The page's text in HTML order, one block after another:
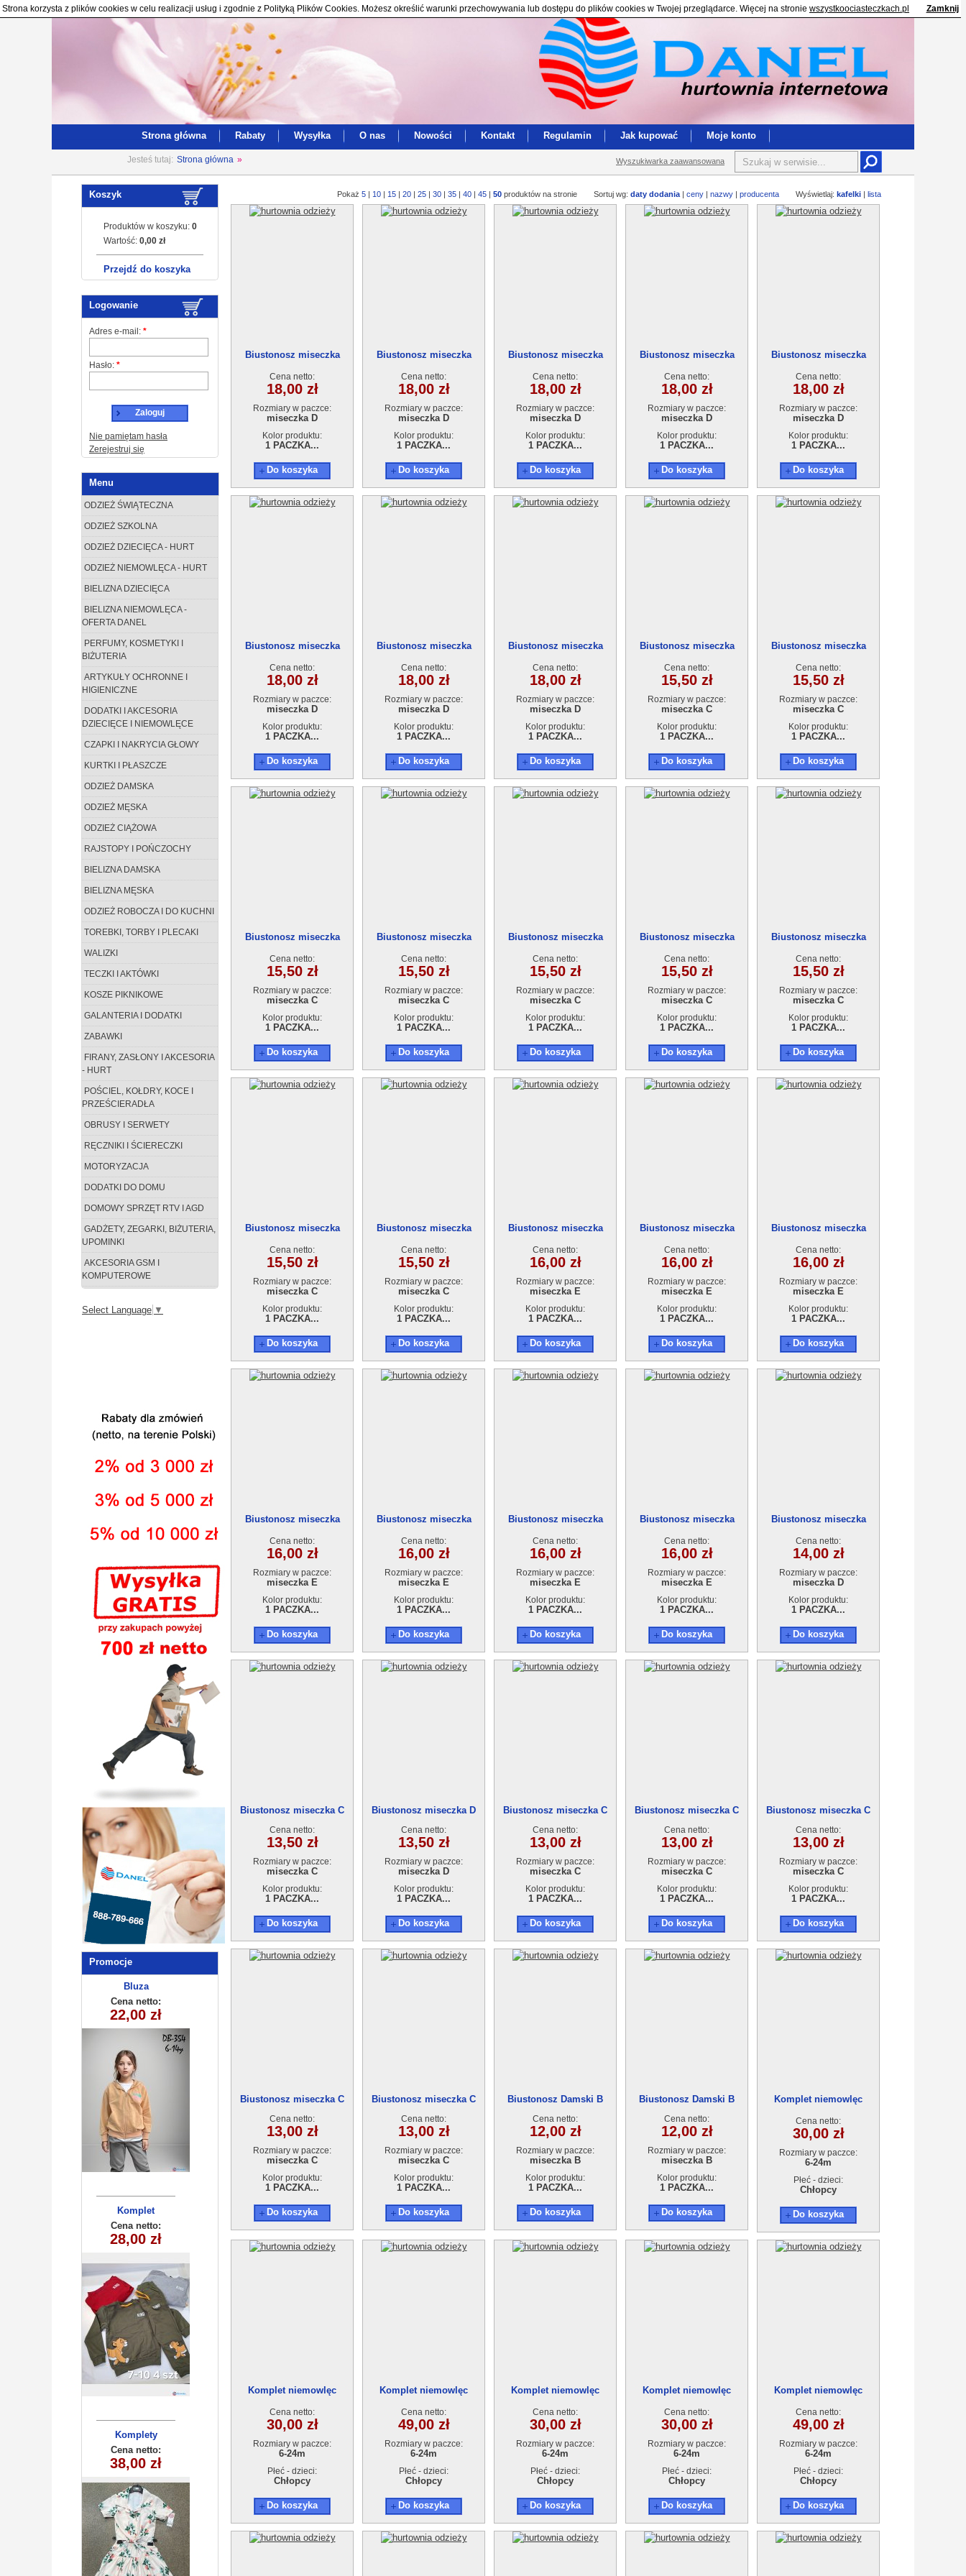
Strona korzysta z plików cookies w celu realizacji usług i zgodnie z Polityką Plików Cookies. Możesz określić warunki przechowywania lub dostępu do plików cookies w Twojej przeglądarce. Więcej na stronie wszystkoociasteczkach.pl Zamknij
Wyszukiwarka zaawansowana
Strona główna Rabaty Wysyłka O nas Nowości Kontakt Regulamin Jak kupować Moje konto
Jesteś tutaj: Strona główna »
Koszyk
Produktów w koszyku: 0
Wartość: 0,00 zł
Przejdź do koszyka
Logowanie
Adres e-mail: *
Hasło: *
Zaloguj
Nie pamiętam hasła
Zerejestruj się
Menu
ODZIEŻ ŚWIĄTECZNA
ODZIEŻ SZKOLNA
ODZIEŻ DZIECIĘCA - HURT
ODZIEŻ NIEMOWLĘCA - HURT
BIELIZNA DZIECIĘCA
BIELIZNA NIEMOWLĘCA -
OFERTA DANEL
PERFUMY, KOSMETYKI I
BIŻUTERIA
ARTYKUŁY OCHRONNE I
HIGIENICZNE
DODATKI I AKCESORIA
DZIECIĘCE I NIEMOWLĘCE
CZAPKI I NAKRYCIA GŁOWY
KURTKI I PŁASZCZE
ODZIEŻ DAMSKA
ODZIEŻ MĘSKA
ODZIEŻ CIĄŻOWA
RAJSTOPY I POŃCZOCHY
BIELIZNA DAMSKA
BIELIZNA MĘSKA
ODZIEŻ ROBOCZA I DO KUCHNI
TOREBKI, TORBY I PLECAKI
WALIZKI
TECZKI I AKTÓWKI
KOSZE PIKNIKOWE
GALANTERIA I DODATKI
ZABAWKI
FIRANY, ZASŁONY I AKCESORIA
- HURT
POŚCIEL, KOŁDRY, KOCE I
PRZEŚCIERADŁA
OBRUSY I SERWETY
RĘCZNIKI I ŚCIERECZKI
MOTORYZACJA
DODATKI DO DOMU
DOMOWY SPRZĘT RTV I AGD
GADŻETY, ZEGARKI, BIŻUTERIA,
UPOMINKI
AKCESORIA GSM I
KOMPUTEROWE
Select Language ▼
Promocje
Bluza
dziecięca
290525-DB354
(6-14) 10szt
Cena netto:
22,00 zł
Komplet
dziecięcy
ociep (7-10)
4szt
Cena netto:
28,00 zł
Komplety
dziecięce
jasny(6-6 )
6szt
Cena netto:
38,00 zł
Pokaż 5 | 10 | 15 | 20 | 25 | 30 | 35 | 40 | 45 | 50 produktów na stronie Sortuj wg: daty dodania | ceny | nazwy | producenta Wyświetlaj: kafelki | lista
Biustonosz miseczka
Cena netto:
18,00 zł
Rozmiary w paczce:
miseczka D
Kolor produktu:
1 PACZKA...
Do koszyka
Biustonosz miseczka
Cena netto:
18,00 zł
Rozmiary w paczce:
miseczka D
Kolor produktu:
1 PACZKA...
Do koszyka
Biustonosz miseczka
Cena netto:
18,00 zł
Rozmiary w paczce:
miseczka D
Kolor produktu:
1 PACZKA...
Do koszyka
Biustonosz miseczka
Cena netto:
18,00 zł
Rozmiary w paczce:
miseczka D
Kolor produktu:
1 PACZKA...
Do koszyka
Biustonosz miseczka
Cena netto:
18,00 zł
Rozmiary w paczce:
miseczka D
Kolor produktu:
1 PACZKA...
Do koszyka
Biustonosz miseczka
Cena netto:
18,00 zł
Rozmiary w paczce:
miseczka D
Kolor produktu:
1 PACZKA...
Do koszyka
Biustonosz miseczka
Cena netto:
18,00 zł
Rozmiary w paczce:
miseczka D
Kolor produktu:
1 PACZKA...
Do koszyka
Biustonosz miseczka
Cena netto:
18,00 zł
Rozmiary w paczce:
miseczka D
Kolor produktu:
1 PACZKA...
Do koszyka
Biustonosz miseczka
Cena netto:
15,50 zł
Rozmiary w paczce:
miseczka C
Kolor produktu:
1 PACZKA...
Do koszyka
Biustonosz miseczka
Cena netto:
15,50 zł
Rozmiary w paczce:
miseczka C
Kolor produktu:
1 PACZKA...
Do koszyka
Biustonosz miseczka
Cena netto:
15,50 zł
Rozmiary w paczce:
miseczka C
Kolor produktu:
1 PACZKA...
Do koszyka
Biustonosz miseczka
Cena netto:
15,50 zł
Rozmiary w paczce:
miseczka C
Kolor produktu:
1 PACZKA...
Do koszyka
Biustonosz miseczka
Cena netto:
15,50 zł
Rozmiary w paczce:
miseczka C
Kolor produktu:
1 PACZKA...
Do koszyka
Biustonosz miseczka
Cena netto:
15,50 zł
Rozmiary w paczce:
miseczka C
Kolor produktu:
1 PACZKA...
Do koszyka
Biustonosz miseczka
Cena netto:
15,50 zł
Rozmiary w paczce:
miseczka C
Kolor produktu:
1 PACZKA...
Do koszyka
Biustonosz miseczka
Cena netto:
15,50 zł
Rozmiary w paczce:
miseczka C
Kolor produktu:
1 PACZKA...
Do koszyka
Biustonosz miseczka
Cena netto:
15,50 zł
Rozmiary w paczce:
miseczka C
Kolor produktu:
1 PACZKA...
Do koszyka
Biustonosz miseczka
Cena netto:
16,00 zł
Rozmiary w paczce:
miseczka E
Kolor produktu:
1 PACZKA...
Do koszyka
Biustonosz miseczka
Cena netto:
16,00 zł
Rozmiary w paczce:
miseczka E
Kolor produktu:
1 PACZKA...
Do koszyka
Biustonosz miseczka
Cena netto:
16,00 zł
Rozmiary w paczce:
miseczka E
Kolor produktu:
1 PACZKA...
Do koszyka
Biustonosz miseczka
Cena netto:
16,00 zł
Rozmiary w paczce:
miseczka E
Kolor produktu:
1 PACZKA...
Do koszyka
Biustonosz miseczka
Cena netto:
16,00 zł
Rozmiary w paczce:
miseczka E
Kolor produktu:
1 PACZKA...
Do koszyka
Biustonosz miseczka
Cena netto:
16,00 zł
Rozmiary w paczce:
miseczka E
Kolor produktu:
1 PACZKA...
Do koszyka
Biustonosz miseczka
Cena netto:
16,00 zł
Rozmiary w paczce:
miseczka E
Kolor produktu:
1 PACZKA...
Do koszyka
Biustonosz miseczka
Cena netto:
14,00 zł
Rozmiary w paczce:
miseczka D
Kolor produktu:
1 PACZKA...
Do koszyka
Biustonosz miseczka C
Cena netto:
13,50 zł
Rozmiary w paczce:
miseczka C
Kolor produktu:
1 PACZKA...
Do koszyka
Biustonosz miseczka D
Cena netto:
13,50 zł
Rozmiary w paczce:
miseczka D
Kolor produktu:
1 PACZKA...
Do koszyka
Biustonosz miseczka C
Cena netto:
13,00 zł
Rozmiary w paczce:
miseczka C
Kolor produktu:
1 PACZKA...
Do koszyka
Biustonosz miseczka C
Cena netto:
13,00 zł
Rozmiary w paczce:
miseczka C
Kolor produktu:
1 PACZKA...
Do koszyka
Biustonosz miseczka C
Cena netto:
13,00 zł
Rozmiary w paczce:
miseczka C
Kolor produktu:
1 PACZKA...
Do koszyka
Biustonosz miseczka C
Cena netto:
13,00 zł
Rozmiary w paczce:
miseczka C
Kolor produktu:
1 PACZKA...
Do koszyka
Biustonosz miseczka C
Cena netto:
13,00 zł
Rozmiary w paczce:
miseczka C
Kolor produktu:
1 PACZKA...
Do koszyka
Biustonosz Damski B
Cena netto:
12,00 zł
Rozmiary w paczce:
miseczka B
Kolor produktu:
1 PACZKA...
Do koszyka
Biustonosz Damski B
Cena netto:
12,00 zł
Rozmiary w paczce:
miseczka B
Kolor produktu:
1 PACZKA...
Do koszyka
Komplet niemowlęc
Cena netto:
30,00 zł
Rozmiary w paczce:
6-24m
Płeć - dzieci:
Chłopcy
Do koszyka
Komplet niemowlęc
Cena netto:
30,00 zł
Rozmiary w paczce:
6-24m
Płeć - dzieci:
Chłopcy
Do koszyka
Komplet niemowlęc
Cena netto:
49,00 zł
Rozmiary w paczce:
6-24m
Płeć - dzieci:
Chłopcy
Do koszyka
Komplet niemowlęc
Cena netto:
30,00 zł
Rozmiary w paczce:
6-24m
Płeć - dzieci:
Chłopcy
Do koszyka
Komplet niemowlęc
Cena netto:
30,00 zł
Rozmiary w paczce:
6-24m
Płeć - dzieci:
Chłopcy
Do koszyka
Komplet niemowlęc
Cena netto:
49,00 zł
Rozmiary w paczce:
6-24m
Płeć - dzieci:
Chłopcy
Do koszyka